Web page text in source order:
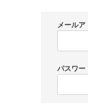
メールア
パスワー